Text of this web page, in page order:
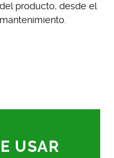
producto, desde el
USAR
de sesión
visualización de